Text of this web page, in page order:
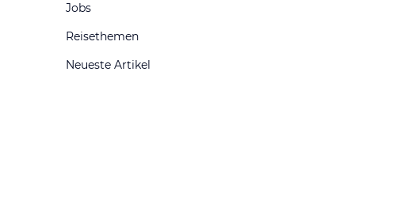
Jobs
Reisethemen
Neueste Artikel